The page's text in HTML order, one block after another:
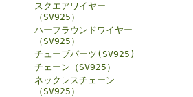
スクエアワイヤー
（SV925）
ハーフラウンドワイヤー
（SV925）
チューブパーツ(SV925)
チェーン（SV925）
ネックレスチェーン
（SV925）